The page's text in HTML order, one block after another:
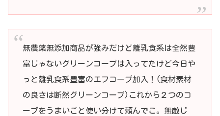
無農薬無添加商品が強みだけど離乳食系は全然豊
富じゃないグリーンコープは入ってたけど今日や
っと離乳食系豊富のエフコープ加入！(食材素材
の良さは断然グリーンコープ)これから２つのコ
ープをうまいごと使い分けて頼んでこ。無敵じ